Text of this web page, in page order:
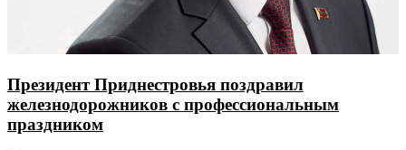
Президент Приднестровья поздравил
железнодорожников с профессиональным
праздником